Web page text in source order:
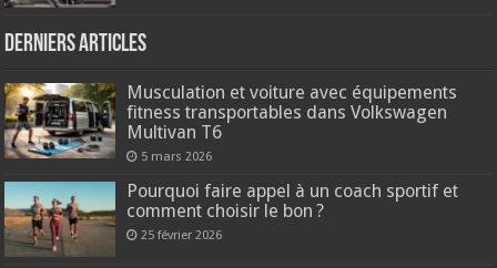
Derniers articles
Musculation et voiture avec équipements
fitness transportables dans Volkswagen
Multivan T6
5 mars 2026
Pourquoi faire appel à un coach sportif et
comment choisir le bon ?
25 février 2026